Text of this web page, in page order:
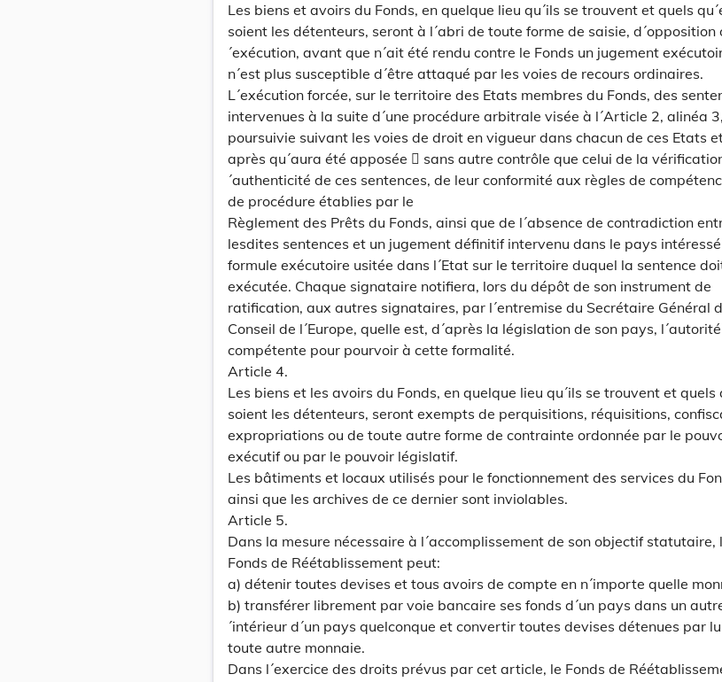
Les biens et avoirs du Fonds, en quelque lieu qu´ils se trouvent et quels
soient les détenteurs, seront à l´abri de toute forme de saisie, d´opposition
´exécution, avant que n´ait été rendu contre le Fonds un jugement
n´est plus susceptible d´être attaqué par les voies de recours ordinaires.
L´exécution forcée, sur le territoire des Etats membres du Fonds, des
intervenues à la suite d´une procédure arbitrale visée à l´Article 2, alinéa
poursuivie suivant les voies de droit en vigueur dans chacun de ces Etats
après qu´aura été apposée  sans autre contrôle que celui de la
´authenticité de ces sentences, de leur conformité aux règles de
de procédure établies par le
Règlement des Prêts du Fonds, ainsi que de l´absence de contradiction
lesdites sentences et un jugement définitif intervenu dans le pays
formule exécutoire usitée dans l´Etat sur le territoire duquel la sentence
exécutée. Chaque signataire notifiera, lors du dépôt de son instrument de
ratification, aux autres signataires, par l´entremise du Secrétaire Général
Conseil de l´Europe, quelle est, d´après la législation de son pays, l´autorité
compétente pour pourvoir à cette formalité.
Article 4.
Les biens et les avoirs du Fonds, en quelque lieu qu´ils se trouvent et quels
soient les détenteurs, seront exempts de perquisitions, réquisitions,
expropriations ou de toute autre forme de contrainte ordonnée par le
exécutif ou par le pouvoir législatif.
Les bâtiments et locaux utilisés pour le fonctionnement des services du
ainsi que les archives de ce dernier sont inviolables.
Article 5.
Dans la mesure nécessaire à l´accomplissement de son objectif statutaire,
Fonds de Réétablissement peut:
a) détenir toutes devises et tous avoirs de compte en n´importe quelle
b) transférer librement par voie bancaire ses fonds d´un pays dans un
´intérieur d´un pays quelconque et convertir toutes devises détenues par
toute autre monnaie.
Dans l´exercice des droits prévus par cet article, le Fonds de